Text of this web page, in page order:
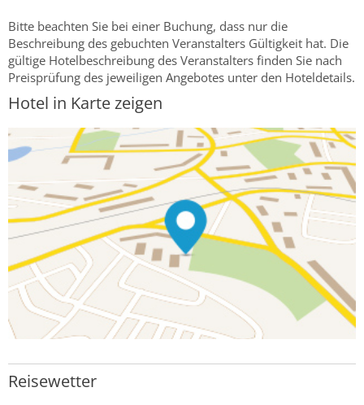
Bitte beachten Sie bei einer Buchung, dass nur die
Beschreibung des gebuchten Veranstalters Gültigkeit hat. Die
gültige Hotelbeschreibung des Veranstalters finden Sie nach
Preisprüfung des jeweiligen Angebotes unter den Hoteldetails.
Hotel in Karte zeigen
Reisewetter